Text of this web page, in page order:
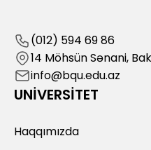
(012) 594 69 86
14 Möhsün Sənani,
info@bqu.edu.az
UNİVERSİTET
Haqqımızda